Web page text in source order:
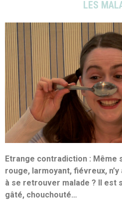
LES
Etrange contradiction : Même
rouge, larmoyant, fiévreux,
à se retrouver malade ? Il est
gâté, chouchouté…